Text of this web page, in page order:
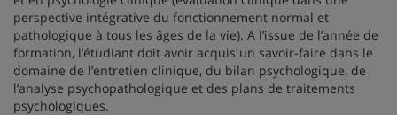
perspective intégrative du fonctionnement normal et
pathologique à tous les âges de la vie). A l’issue de l’année de
formation, l’étudiant doit avoir acquis un savoir-faire dans le
domaine de l’entretien clinique, du bilan psychologique, de
l’analyse psychopathologique et des plans de traitements
psychologiques.